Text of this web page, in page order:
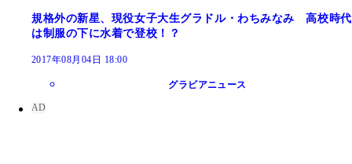
規格外の新星、現役女子大生グラドル・わちみなみ 高校時代
は制服の下に水着で登校！？
2017年08月04日 18:00
グラビアニュース